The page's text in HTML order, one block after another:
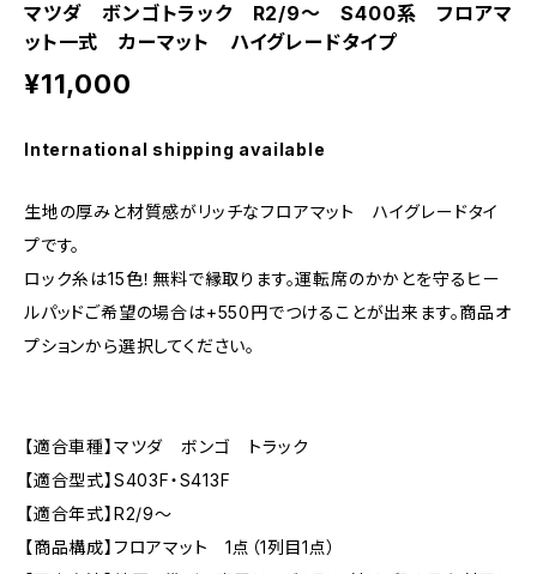
マツダ ボンゴトラック R2/9〜 S400系 フロアマ
ット一式 カーマット ハイグレードタイプ
¥11,000
International shipping available
生地の厚みと材質感がリッチなフロアマット ハイグレードタイ
プです。
ロック糸は15色！無料で縁取ります。運転席のかかとを守るヒー
ルパッドご希望の場合は+550円でつけることが出来ます。商品オ
プションから選択してください。
【適合車種】マツダ ボンゴ トラック
【適合型式】S403F・S413F
【適合年式】R2/9〜
【商品構成】フロアマット 1点（1列目1点）